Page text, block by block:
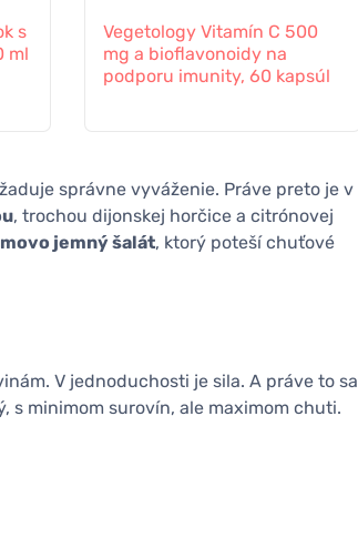
s
ml
Vegetology Vitamín C 500
mg a bioflavonoidy na
podporu imunity, 60 kapsúl
správne vyváženie. Práve preto je v
, trochou dijonskej horčice a citrónovej
jemný šalát, ktorý poteší chuťové
V jednoduchosti je sila. A práve to sa
s minimom surovín, ale maximom chuti.